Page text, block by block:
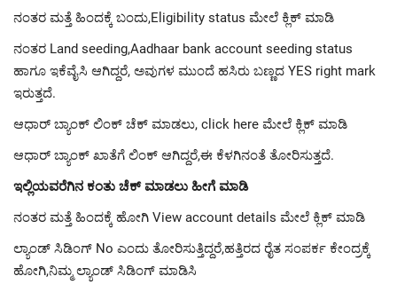
ನಂತರ ಮತ್ತೆ ಹಿಂದಕ್ಕೆ ಬಂದು,Eligibility status ಮೇಲೆ ಕ್ಲಿಕ್ ಮಾಡಿ
ನಂತರ Land seeding,Aadhaar bank account seeding status
ಹಾಗೂ ಇಕೆವೈಸಿ ಆಗಿದ್ದರೆ, ಅವುಗಳ ಮುಂದೆ ಹಸಿರು ಬಣ್ಣದ YES right mark
ಇರುತ್ತದೆ.
ಆಧಾರ್ ಬ್ಯಾಂಕ್ ಲಿಂಕ್ ಚೆಕ್ ಮಾಡಲು, click here ಮೇಲೆ ಕ್ಲಿಕ್ ಮಾಡಿ
ಆಧಾರ್ ಬ್ಯಾಂಕ್ ಖಾತೆಗೆ ಲಿಂಕ್ ಆಗಿದ್ದರೆ,ಈ ಕೆಳಗಿನಂತೆ ತೋರಿಸುತ್ತದೆ.
ಇಲ್ಲಿಯವರೆಗಿನ ಕಂತು ಚೆಕ್ ಮಾಡಲು ಹೀಗೆ ಮಾಡಿ
ನಂತರ ಮತ್ತೆ ಹಿಂದಕ್ಕೆ ಹೋಗಿ View account details ಮೇಲೆ ಕ್ಲಿಕ್ ಮಾಡಿ
ಲ್ಯಾಂಡ್ ಸಿಡಿಂಗ್ No ಎಂದು ತೋರಿಸುತ್ತಿದ್ದರೆ,ಹತ್ತಿರದ ರೈತ ಸಂಪರ್ಕ ಕೇಂದ್ರಕ್ಕೆ
ಹೋಗಿ,ನಿಮ್ಮ ಲ್ಯಾಂಡ್ ಸಿಡಿಂಗ್ ಮಾಡಿಸಿ